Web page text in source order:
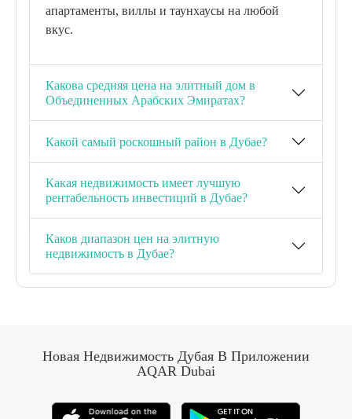
апартаменты, виллы и таунхаусы на любой
вкус.
Какова средняя цена на элитный дом в
Объединенных Арабских Эмиратах?
Какой самый роскошный район в Дубае?
Какая недвижимость имеет лучшую
рентабельность инвестиций в Дубае?
Каков диапазон цен на элитную
недвижимость в Дубае?
Новая Недвижимость Дубая В Приложении
AQAR Dubai